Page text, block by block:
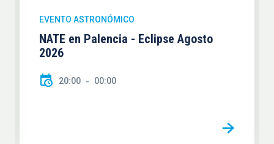
EVENTO ASTRONÓMICO
NATE en Palencia - Eclipse Agosto
2026
20:00 00:00